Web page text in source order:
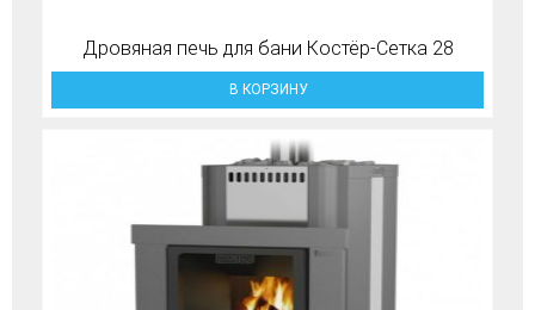
Дровяная печь для бани Костёр-Сетка 28
В КОРЗИНУ